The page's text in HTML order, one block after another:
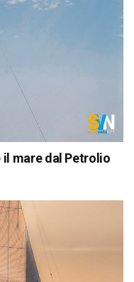
il mare dal Petrolio